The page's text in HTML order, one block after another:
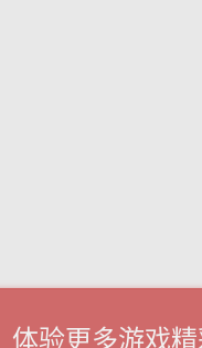
体验更多游戏